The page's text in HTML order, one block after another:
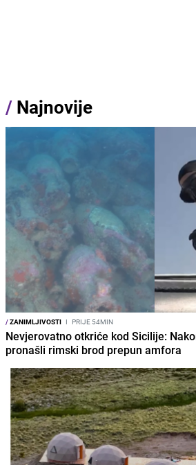
/ Najnovije
/ZANIMLJIVOSTI I PRIJE 54MIN
Nevjerovatno otkriće kod Sicilije:
pronašli rimski brod prepun amfora